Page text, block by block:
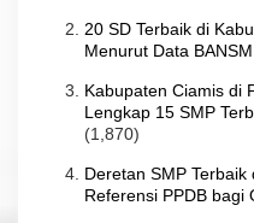
20 SD Terbaik di
Menurut Data
Kabupaten Ciamis di
Lengkap 15 SMP
(1,870)
Deretan SMP
Referensi PPDB bagi